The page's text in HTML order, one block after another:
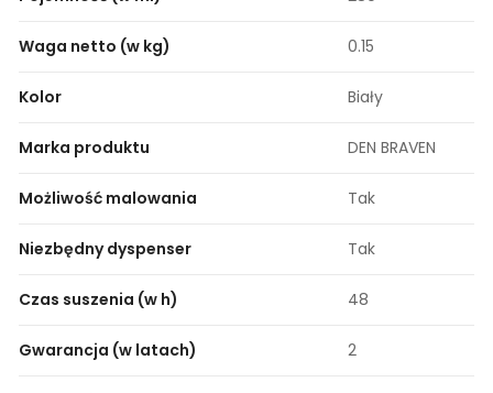
Waga netto (w kg) 0.15
Kolor Biały
Marka produktu DEN BRAVEN
Możliwość malowania Tak
Niezbędny dyspenser Tak
Czas suszenia (w h) 48
Gwarancja (w latach) 2